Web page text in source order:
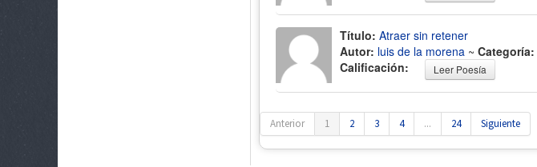
Título: Atraer sin retener
Autor: luis de la morena ~ Categoría:
Calificación:
Leer Poesía
Anterior 1 2 3 4 ... 24 Siguiente